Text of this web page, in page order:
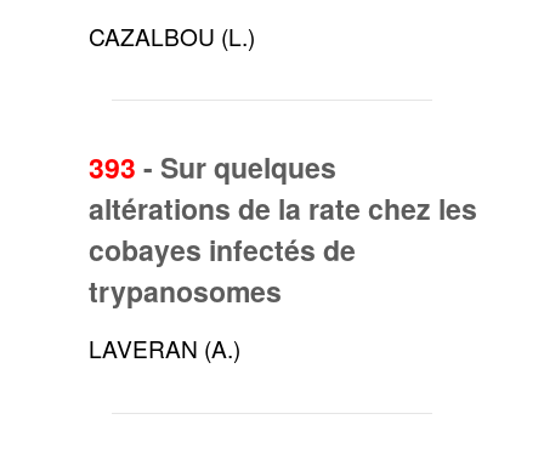
CAZALBOU (L.)
393 - Sur quelques
altérations de la rate chez les
cobayes infectés de
trypanosomes
LAVERAN (A.)